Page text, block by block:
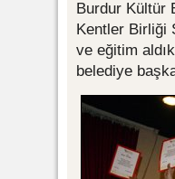
Burdur Kültür
Kentler Birliği
ve eğitim
belediye